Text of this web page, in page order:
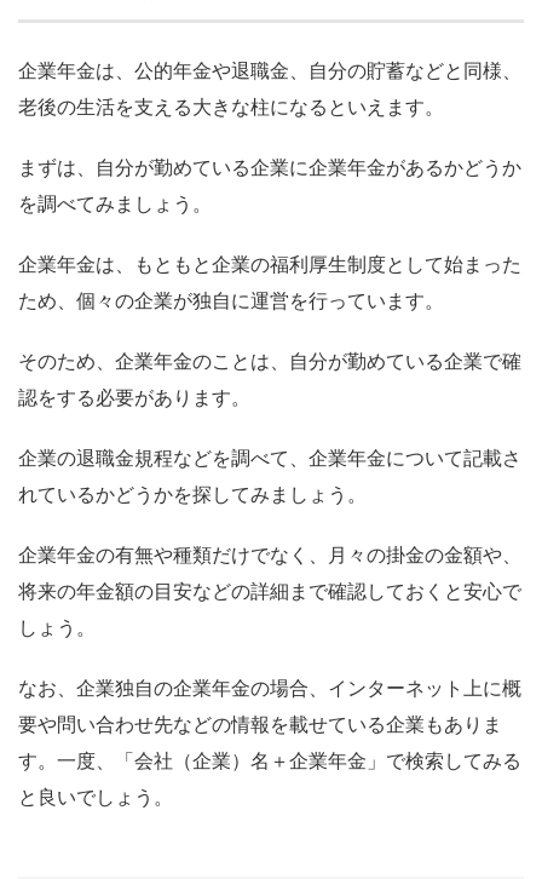
企業年金は、公的年金や退職金、自分の貯蓄などと同様、
老後の生活を支える大きな柱になるといえます。
まずは、自分が勤めている企業に企業年金があるかどうか
を調べてみましょう。
企業年金は、もともと企業の福利厚生制度として始まった
ため、個々の企業が独自に運営を行っています。
そのため、企業年金のことは、自分が勤めている企業で確
認をする必要があります。
企業の退職金規程などを調べて、企業年金について記載さ
れているかどうかを探してみましょう。
企業年金の有無や種類だけでなく、月々の掛金の金額や、
将来の年金額の目安などの詳細まで確認しておくと安心で
しょう。
なお、企業独自の企業年金の場合、インターネット上に概
要や問い合わせ先などの情報を載せている企業もありま
す。一度、「会社（企業）名＋企業年金」で検索してみる
と良いでしょう。